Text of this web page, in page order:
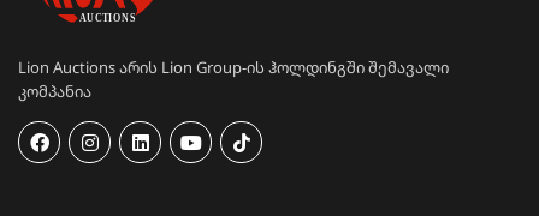
Lion Auctions არის Lion Group-ის ჰოლდინგში შემავალი
კომპანია